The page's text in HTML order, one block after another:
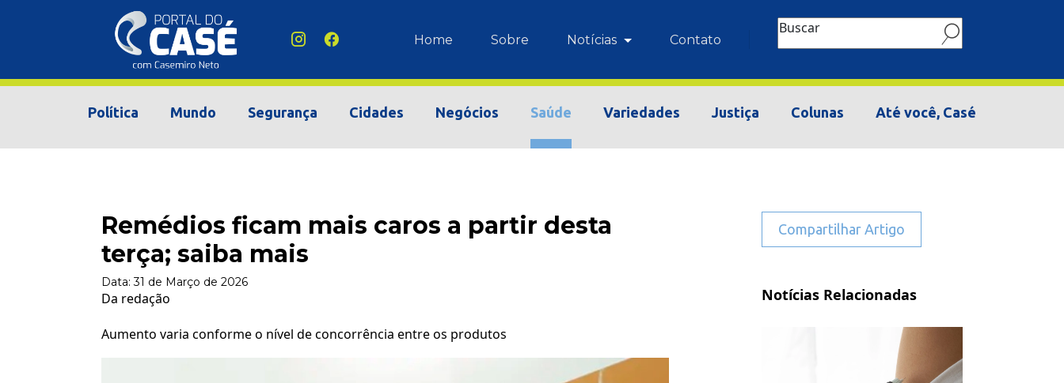
Home Sobre Notícias Contato
Buscar
Política Mundo Segurança Cidades Negócios Saúde Variedades Justiça Colunas Até você, Casé
Remédios ficam mais caros a partir desta
terça; saiba mais
Data:31 de Março de 2026
Da redação
Aumento varia conforme o nível de concorrência entre os produtos
Compartilhar Artigo
Notícias Relacionadas